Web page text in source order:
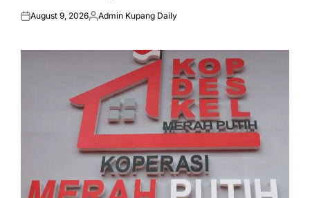
Posted
August 9, 2026Posted
Admin Kupang Daily